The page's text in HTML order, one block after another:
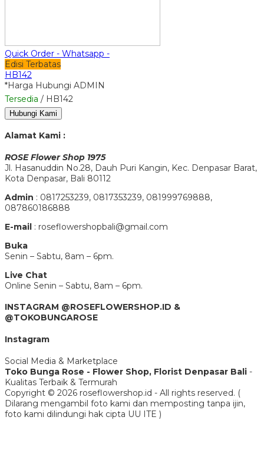
Quick Order - Whatsapp -
Edisi Terbatas
HB142
*Harga Hubungi ADMIN
Tersedia / HB142
Hubungi Kami
Alamat Kami :
ROSE Flower Shop 1975
Jl. Hasanuddin No.28, Dauh Puri Kangin, Kec. Denpasar Barat,
Kota Denpasar, Bali 80112
Admin : 0817253239, 0817353239, 081999769888,
087860186888
E-mail : roseflowershopbali@gmail.com
Buka
Senin – Sabtu, 8am – 6pm.
Live Chat
Online Senin – Sabtu, 8am – 6pm.
INSTAGRAM @ROSEFLOWERSHOP.ID &
@TOKOBUNGAROSE
Instagram
Social Media & Marketplace
Toko Bunga Rose - Flower Shop, Florist Denpasar Bali -
Kualitas Terbaik & Termurah
Copyright © 2026 roseflowershop.id - All rights reserved. (
Dilarang mengambil foto kami dan memposting tanpa ijin,
foto kami dilindungi hak cipta UU ITE )